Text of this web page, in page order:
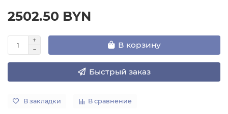
2502.50 BYN
В корзину
Быстрый заказ
В закладки В сравнение